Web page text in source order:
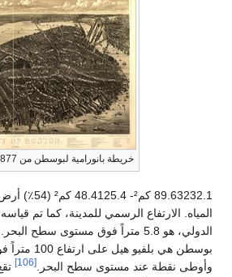
89.63232.1 كم²- 48.4125.4 كم² (54٪) أرض و106.7 كم² (46٪) من
في مطار لوجان
أعلى نقطة في
على ارتفاع 100 متراً فوق مستوى سطح البحر،
على ميناء